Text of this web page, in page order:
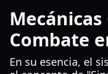
Combate
En su esencia, el